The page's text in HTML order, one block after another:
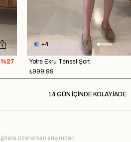
%27
4
Yotre Ekru Tensel Şort
₺999,99
14 GÜN İÇİNDE KOLAY İADE
özel erken erişimden